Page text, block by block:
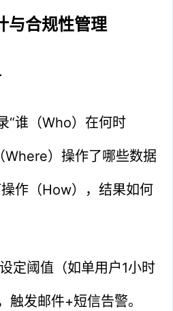
与合规性管理
“谁（Who）在何时
Where）操作了哪些数据
操作（How），结果如何
定阈值（如单用户1小时
触发邮件+短信告警。